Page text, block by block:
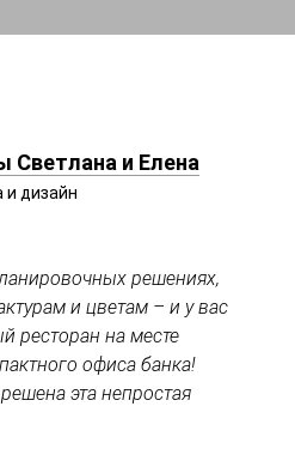
Светлана и Елена
и дизайн
решениях,
и цветам – и у вас
ресторан на месте
офиса банка!
эта непростая